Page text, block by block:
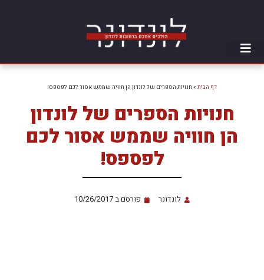
דף הבית » חנויות הספרים של לונדון הן חוויה שממש אסור לכם לפספס!
חנויות הספרים של לונדון
הן חוויה שממש אסור לכם
לפספס!
לונדונר פורסם ב10/26/2017